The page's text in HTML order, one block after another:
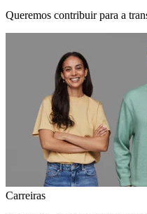
Queremos contribuir para a
Carreiras